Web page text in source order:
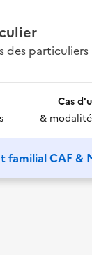
des particuliers
Cas
&
familial CAF &